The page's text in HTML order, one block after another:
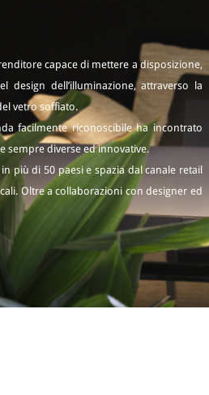
capace di mettere a disposizione,
design dell’illuminazione, attraverso la
vetro soffiato.
facilmente riconoscibile ha incontrato
sempre diverse ed innovative.
più di 50 paesi e spazia dal canale retail
Oltre a collaborazioni con designer ed